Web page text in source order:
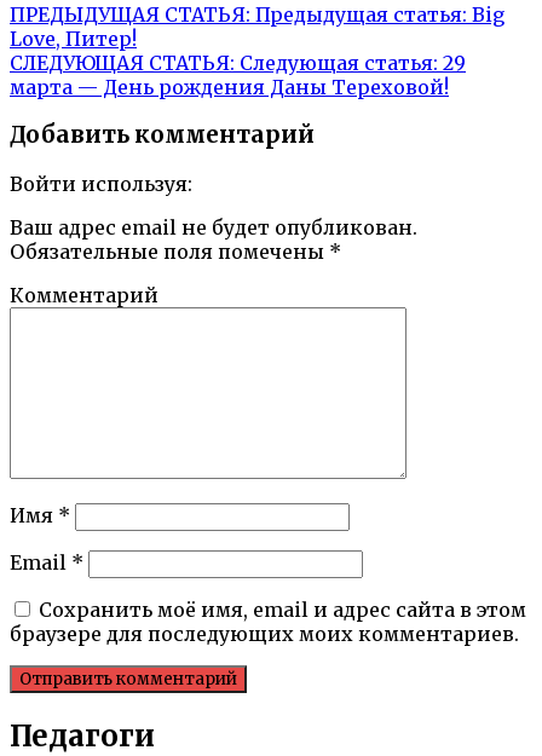
ПРЕДЫДУЩАЯ СТАТЬЯ: Предыдущая статья: Big
Love, Питер!
СЛЕДУЮЩАЯ СТАТЬЯ: Следующая статья: 29
марта — День рождения Даны Тереховой!
Добавить комментарий
Войти используя:
Ваш адрес email не будет опубликован.
Обязательные поля помечены *
Комментарий
Имя *
Email *
Сохранить моё имя, email и адрес сайта в этом
браузере для последующих моих комментариев.
Педагоги